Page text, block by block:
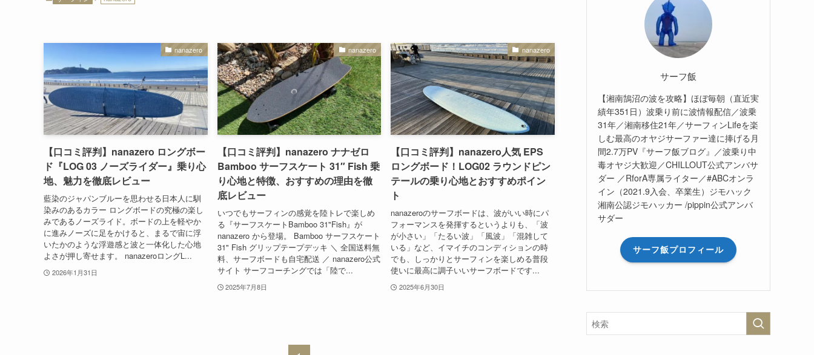
nanazero
【口コミ評判】nanazero ロングボー
ド『LOG 03 ノーズライダー』乗り心
地、魅力を徹底レビュー
藍染のジャパンブルーを思わせる日本人に馴
染みのあるカラー ロングボードの究極の楽し
みであるノーズライド。ボードの上を軽やか
に進みノーズに足をかけると、まるで宙に浮
いたかのような浮遊感と波と一体化した心地
よさが押し寄せます。 nanazeroロングL...
2026年1月31日
nanazero
【口コミ評判】nanazero ナナゼロ
Bamboo サーフスケート 31″ Fish 乗
り心地と特徴、おすすめの理由を徹
底レビュー
いつでもサーフィンの感覚を陸トレで楽しめ
る『サーフスケートBamboo 31"Fish』が
nanazero から登場。 Bamboo サーフスケート
31" Fish グリップテープデッキ ＼ 全国送料無
料、サーフボードも自宅配送 ／ nanazero公式
サイト サーフコーチングでは「陸で...
2025年7月8日
nanazero
【口コミ評判】nanazero人気 EPS
ロングボード！LOG02 ラウンドピン
テールの乗り心地とおすすめポイン
ト
nanazeroのサーフボードは、波がいい時にパ
フォーマンスを発揮するというよりも、「波
が小さい」「たるい波」「風波」「混雑して
いる」など、イマイチのコンディションの時
でも、しっかりとサーフィンを楽しめる普段
使いに最高に調子いいサーフボードです...
2025年6月30日
サーフ飯
【湘南鵠沼の波を攻略】ほぼ毎朝（直近実
績年351日）波乗り前に波情報配信／波乗
31年／湘南移住21年／サーフィンLifeを楽
しむ最高のオヤジサーファー達に捧げる月
間2.7万PV『サーフ飯ブログ』／波乗り中
毒オヤジ大歓迎／CHILLOUT公式アンバサ
ダー ／RforA専属ライター／#ABCオンラ
イン（2021.9入会、卒業生）ジモハック
湘南公認ジモハッカー /pippin公式アンバ
サダー
サーフ飯プロフィール